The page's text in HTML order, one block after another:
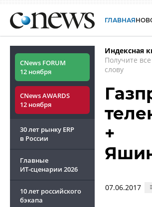
ГЛАВНАЯ
CNews FORUM
12 ноября
CNews AWARDS
12 ноября
30 лет рынку ERP
в России
Главные
ИТ-сценарии 2026
10 лет российского
бэкапа
Индексная
Получите
слову
+
07.06.2017